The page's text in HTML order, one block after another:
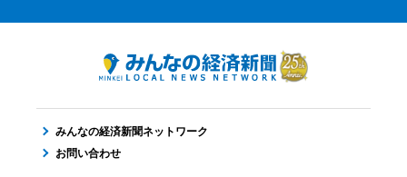
みんなの経済新聞ネットワーク
お問い合わせ